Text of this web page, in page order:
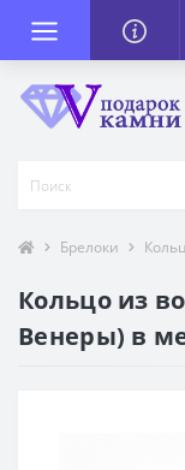
Брелоки
Кольцо из
Венеры) в